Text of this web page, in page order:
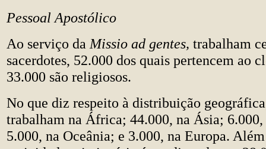
Pessoal Apostólico
Ao serviço da Missio ad gentes, trabalham
sacerdotes, 52.000 dos quais pertencem ao
33.000 são religiosos.
No que diz respeito à distribuição
trabalham na África; 44.000, na Ásia;
5.000, na Oceânia; e 3.000, na Europa.